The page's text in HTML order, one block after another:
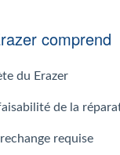
comprend
du Erazer
de la
requise